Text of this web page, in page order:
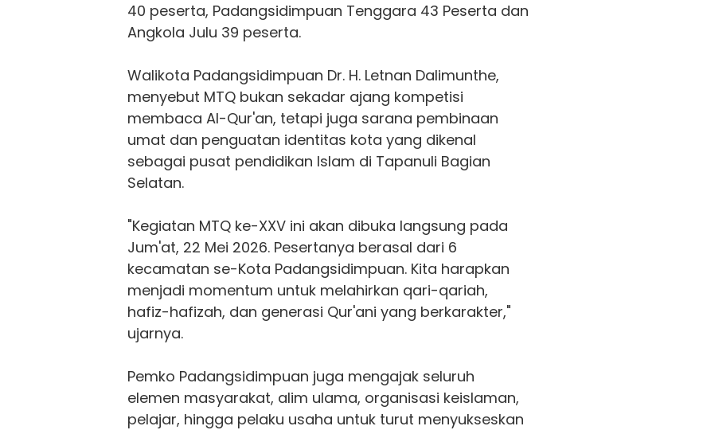
40 peserta, Padangsidimpuan Tenggara 43 Peserta dan
Angkola Julu 39 peserta.
Walikota Padangsidimpuan Dr. H. Letnan Dalimunthe,
menyebut MTQ bukan sekadar ajang kompetisi
membaca Al-Qur'an, tetapi juga sarana pembinaan
umat dan penguatan identitas kota yang dikenal
sebagai pusat pendidikan Islam di Tapanuli Bagian
Selatan.
"Kegiatan MTQ ke-XXV ini akan dibuka langsung pada
Jum'at, 22 Mei 2026. Pesertanya berasal dari 6
kecamatan se-Kota Padangsidimpuan. Kita harapkan
menjadi momentum untuk melahirkan qari-qariah,
hafiz-hafizah, dan generasi Qur'ani yang berkarakter,"
ujarnya.
Pemko Padangsidimpuan juga mengajak seluruh
elemen masyarakat, alim ulama, organisasi keislaman,
pelajar, hingga pelaku usaha untuk turut menyukseskan